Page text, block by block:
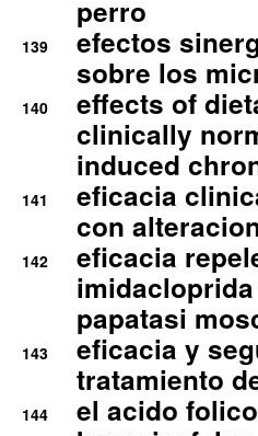
perro
139
efectos
sobre los
140
effects of
clinically
induced
141
eficacia
con
142
eficacia
papatasi
143
eficacia y
tratamiento
144
el acido